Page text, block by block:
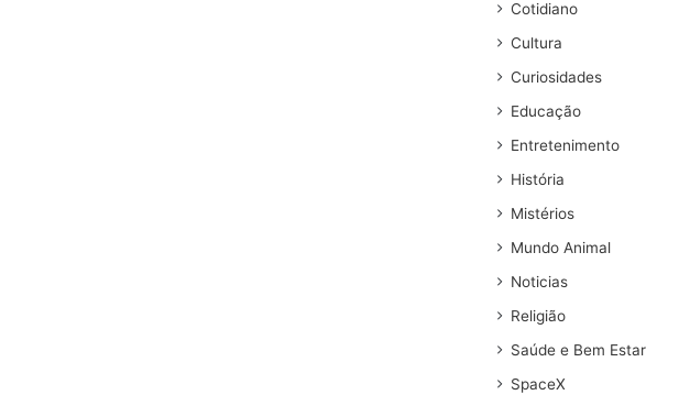
Cotidiano
Cultura
Curiosidades
Educação
Entretenimento
História
Mistérios
Mundo Animal
Noticias
Religião
Saúde e Bem Estar
SpaceX